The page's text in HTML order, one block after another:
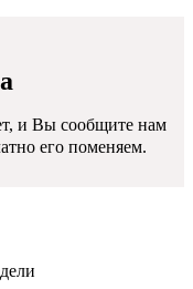
и Вы сообщите нам
его поменяем.